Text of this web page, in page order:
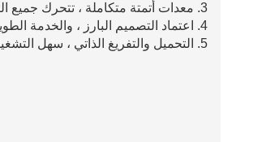
3. معدات أتمتة متكاملة ، تتحرك جميع التضاريس من تلقاء نفسها
4. اعتماد التصميم البارز ، والخدمة الطويلة في الحياة
5. التحميل والتفريغ الذاتي ، سهل التشغيل